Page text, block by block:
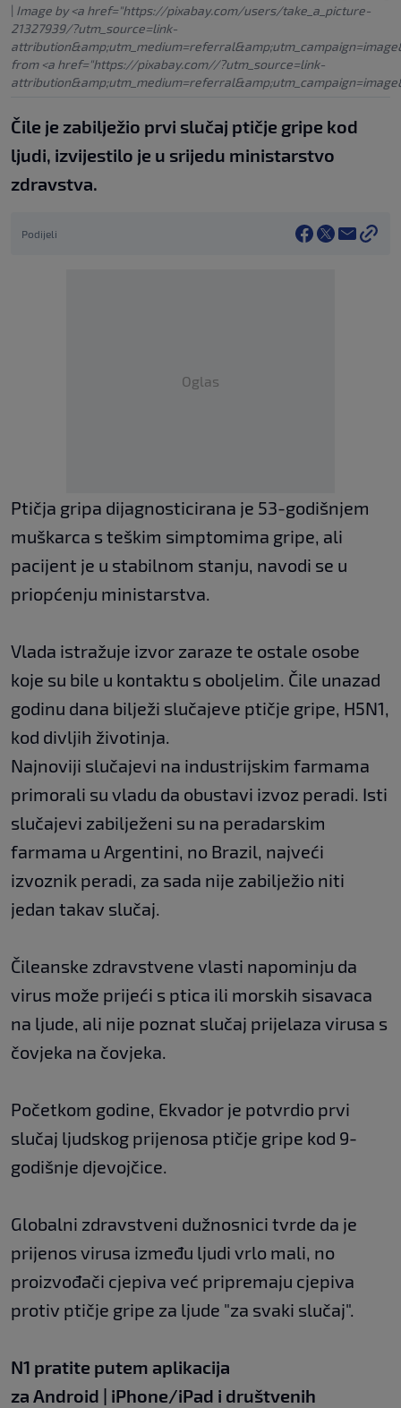
| Image by <a href="https://pixabay.com/users/take_a_picture-
21327939/?utm_source=link-
from <a href="https://pixabay.com//?utm_source=link-
Čile je zabilježio prvi slučaj ptičje gripe kod
ljudi, izvijestilo je u srijedu ministarstvo
zdravstva.
Podijeli
Oglas
Ptičja gripa dijagnosticirana je 53-godišnjem
muškarca s teškim simptomima gripe, ali
pacijent je u stabilnom stanju, navodi se u
priopćenju ministarstva.
Vlada istražuje izvor zaraze te ostale osobe
koje su bile u kontaktu s oboljelim. Čile unazad
godinu dana bilježi slučajeve ptičje gripe, H5N1,
kod divljih životinja.
Najnoviji slučajevi na industrijskim farmama
primorali su vladu da obustavi izvoz peradi. Isti
slučajevi zabilježeni su na peradarskim
farmama u Argentini, no Brazil, najveći
izvoznik peradi, za sada nije zabilježio niti
jedan takav slučaj.
Čileanske zdravstvene vlasti napominju da
virus može prijeći s ptica ili morskih sisavaca
na ljude, ali nije poznat slučaj prijelaza virusa s
čovjeka na čovjeka.
Početkom godine, Ekvador je potvrdio prvi
slučaj ljudskog prijenosa ptičje gripe kod 9-
godišnje djevojčice.
Globalni zdravstveni dužnosnici tvrde da je
prijenos virusa između ljudi vrlo mali, no
proizvođači cjepiva već pripremaju cjepiva
protiv ptičje gripe za ljude "za svaki slučaj".
N1 pratite putem aplikacija
za Android | iPhone/iPad i društvenih